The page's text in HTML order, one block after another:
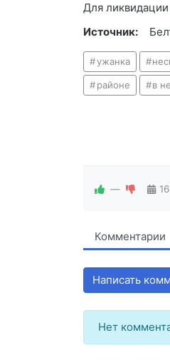
Для
Источник:
ужанка
районе в
—
Комментарии
Написать
Нет